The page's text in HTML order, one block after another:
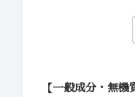
【一般成分・無